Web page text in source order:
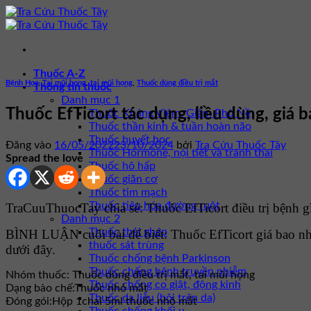
Bỏ
qua
dung
Thuốc A-Z
Thông tin thuốc
Danh mục 1
Thuốc Kháng Viêm, Giảm Phù Nề
Thuốc thần kinh & tuần hoàn não
Thuốc huyết học
Thuốc Hormone, nội tiết và tránh thai
Thuốc hô hấp
Thuốc giãn cơ
Thuốc tim mạch
Thuốc tiêu hóa đường ruột
Danh mục 2
Thuốc thải ghép
thuốc sát trùng
Thuốc chống bệnh Parkinson
Thuốc chống bệnh truyền nhiễm
Thuốc chống co giật, động kinh
Thuốc da liễu (bôi trên da)
Bệnh Học,Tai mũi họng ,tai mũi họng Thuốc dùng điều trị mắt
Thuốc EfTicort tác dụng, liều dùng, giá
Đăng vào 16/05/202223/10/2024 bởi Tra Cứu Thuốc Tây
Spread the love
TraCuuThuocTay chia sẻ: Thuốc EfTicort điều trị bệnh
BÌNH LUẬN cuối bài để biết: Thuốc EfTicort giá bao
dưới đây.
Nhóm thuốc: Thuốc dùng điều trị mắt, tai mũi họng
Dạng bào chế:Thuốc nhỏ mắt
Đóng gói: Hộp 1chai 5ml thuốc nhỏ mắt